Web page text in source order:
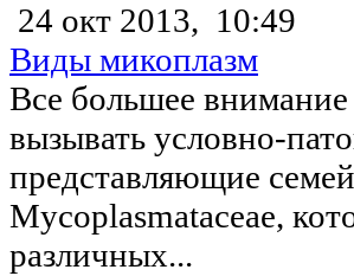
24 окт 2013, 10:49
Виды микоплазм
Все большее
вызывать условно-
представляющие
Mycоplasmataceae,
различных...